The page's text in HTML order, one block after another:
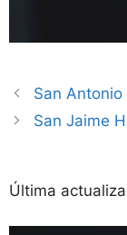
San
San Jaime
Última